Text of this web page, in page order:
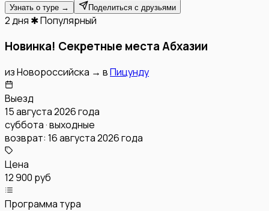
Узнать о туре → Поделиться с друзьями
2 дня ✱ Популярный
Новинка! Секретные места Абхазии
изНовороссийска → вПицунду
Выезд
15 августа 2026 года
суббота · выходные
возврат: 16 августа 2026 года
Цена
12 900 руб
Программа тура